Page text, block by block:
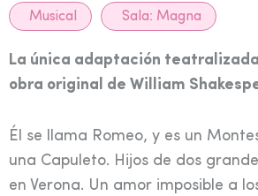
Musical Sala: Magna
La única adaptación
obra original de William
Él se llama Romeo, y es un
una Capuleto. Hijos de dos
en Verona. Un amor imposible a